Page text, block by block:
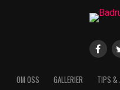
OM OSS GALLERIER TIPS &